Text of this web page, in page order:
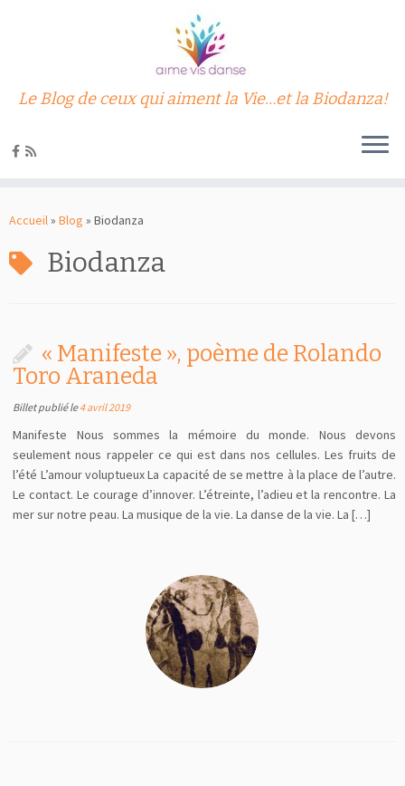
au
Le Blog de ceux qui aiment la Vie…et la Biodanza!
Accueil» Blog » Biodanza
Biodanza
« Manifeste », poème de Rolando
Toro Araneda
Billet publié le4 avril 2019
Manifeste Nous sommes la mémoire du monde. Nous devons
seulement nous rappeler ce qui est dans nos cellules. Les fruits de
l’été L’amour voluptueux La capacité de se mettre à la place de l’autre.
Le contact. Le courage d’innover. L’étreinte, l’adieu et la rencontre. La
mer sur notre peau. La musique de la vie. La danse de la vie. La […]